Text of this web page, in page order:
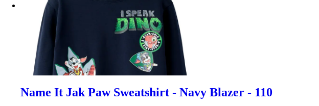
Name It Jak Paw Sweatshirt - Navy Blazer - 110